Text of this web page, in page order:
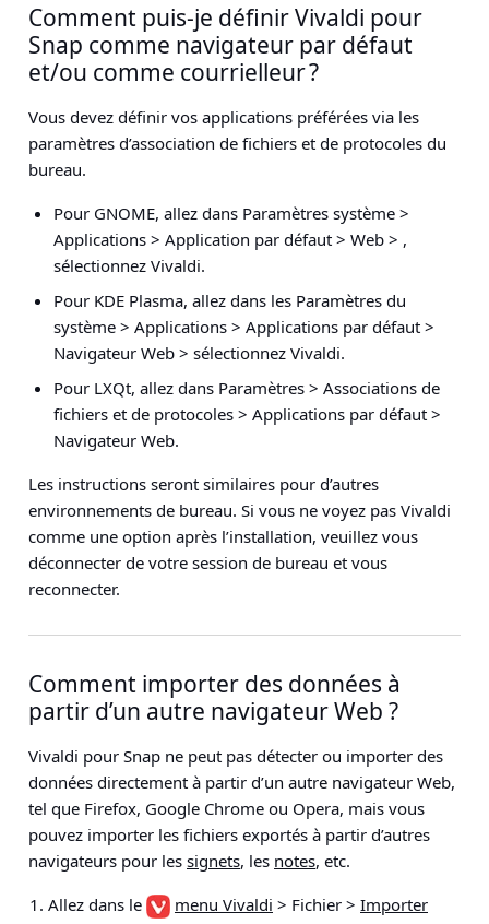
Comment puis-je définir Vivaldi pour
Snap comme navigateur par défaut
et/ou comme courrielleur ?
Vous devez définir vos applications préférées via les
paramètres d’association de fichiers et de protocoles du
bureau.
Pour GNOME, allez dans Paramètres système >
Applications > Application par défaut > Web > ,
sélectionnez Vivaldi.
Pour KDE Plasma, allez dans les Paramètres du
système > Applications > Applications par défaut >
Navigateur Web > sélectionnez Vivaldi.
Pour LXQt, allez dans Paramètres > Associations de
fichiers et de protocoles > Applications par défaut >
Navigateur Web.
Les instructions seront similaires pour d’autres
environnements de bureau. Si vous ne voyez pas Vivaldi
comme une option après l’installation, veuillez vous
déconnecter de votre session de bureau et vous
reconnecter.
Comment importer des données à
partir d’un autre navigateur Web ?
Vivaldi pour Snap ne peut pas détecter ou importer des
données directement à partir d’un autre navigateur Web,
tel que Firefox, Google Chrome ou Opera, mais vous
pouvez importer les fichiers exportés à partir d’autres
navigateurs pour les signets, les notes, etc.
Allez dans le
menu Vivaldi > Fichier > Importer